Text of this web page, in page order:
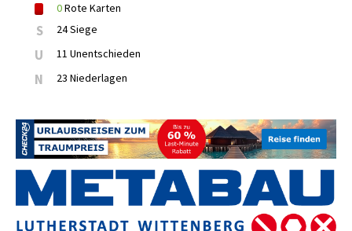
0Rote Karten
S 24 Siege
U 11 Unentschieden
N 23 Niederlagen